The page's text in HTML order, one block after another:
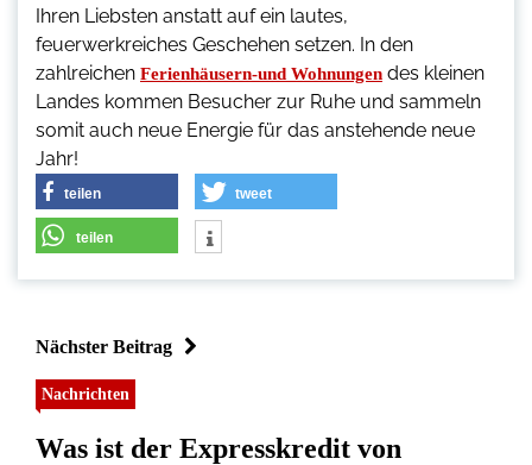
Ihren Liebsten anstatt auf ein lautes,
feuerwerkreiches Geschehen setzen. In den
zahlreichen Ferienhäusern-und Wohnungen des kleinen
Landes kommen Besucher zur Ruhe und sammeln
somit auch neue Energie für das anstehende neue
Jahr!
teilen tweet
teilen
Nächster Beitrag
Nachrichten
Was ist der Expresskredit von